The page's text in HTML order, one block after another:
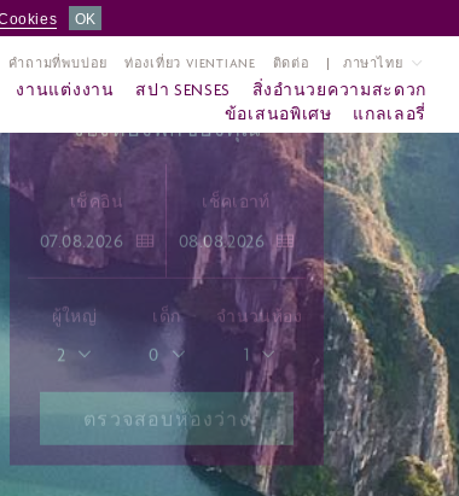
OK
งานแต่งงาน สปา SENSES
สิ่งอำนวยความสะดวก
ข้อเสนอพิเศษ
แกลเลอรี่
คำถามที่พบบ่อย ท่องเที่ยว VIENTIANE ติดต่อ ภาษาไทย
จองห้องพักของคุณ
เช็คอิน เช็คเอาท์
ผู้ใหญ่
2
เด็ก
0
จำนวนห้อง
1
ตรวจสอบห้องว่าง